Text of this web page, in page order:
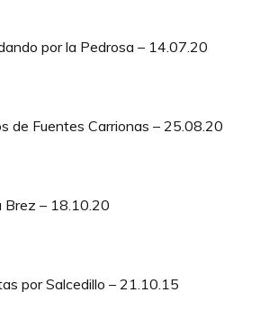
por la Pedrosa – 14.07.20
de Fuentes Carrionas – 25.08.20
Brez – 18.10.20
por Salcedillo – 21.10.15